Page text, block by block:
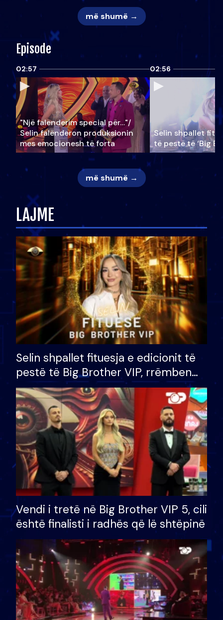
më shumë →
Episode
02:57
"Një falenderim special për…"/
Selin falënderon produksionin
mes emocionesh të forta
02:56
Selin shpallet
të pestë të ‘Big
më shumë →
LAJME
Selin shpallet fituesja e edicionit të
pestë të Big Brother VIP, rrëmben
çmimin e madh prej 100 mijë eurosh
Vendi i tretë në Big Brother VIP 5, cili
është finalisti i radhës që lë shtëpinë